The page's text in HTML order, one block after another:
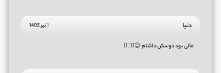
دنیا 1 تیر 1405
عالی بود دوسش داشتم 😊👍🏻💚